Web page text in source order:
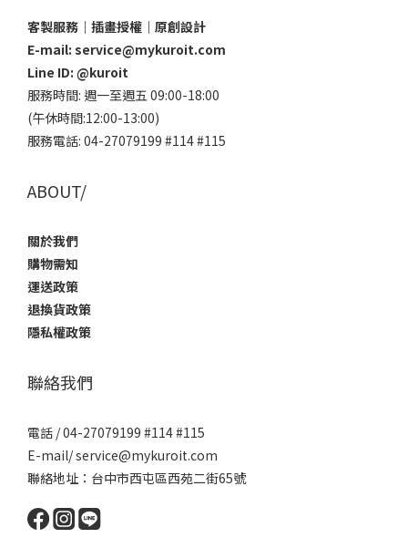
客製服務｜插畫授權｜原創設計
E-mail: service@mykuroit.com
Line ID: @kuroit
服務時間: 週一至週五 09:00-18:00
(午休時間:12:00-13:00)
服務電話: 04-27079199 #114 #115
ABOUT/
關於我們
購物需知
運送政策
退換貨政策
隱私權政策
聯絡我們
電話 / 04-27079199 #114 #115
E-mail/ service@mykuroit.com
聯絡地址：台中市西屯區西苑二街65號